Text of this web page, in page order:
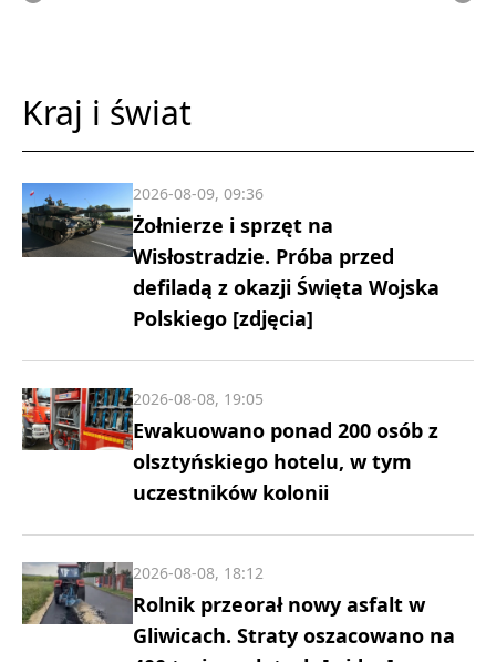
Kraj i świat
Żołnierze i sprzęt na
Wisłostradzie. Próba przed
defiladą z okazji Święta Wojska
Polskiego [zdjęcia]
2026-08-09, 09:36
Ewakuowano ponad 200 osób z
olsztyńskiego hotelu, w tym
uczestników kolonii
2026-08-08, 19:05
Rolnik przeorał nowy asfalt w
Gliwicach. Straty oszacowano na
2026-08-08, 18:12